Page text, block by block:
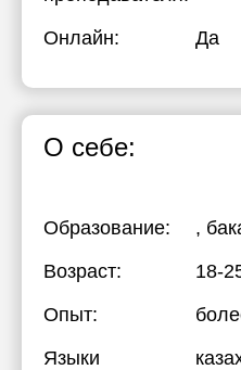
Онлайн: Да
О себе:
Образование:
,
Возраст:
18-
Опыт:
Языки